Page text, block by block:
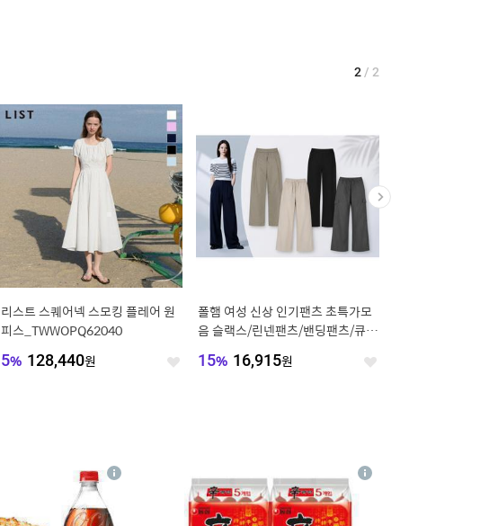
리스트 스퀘어넥 스모킹 플레어 원
피스_TWWOPQ62040
5% 128,440원 좋
폴햄 여성 신상 인기팬츠 초특가모
음 슬랙스/린넨팬츠/밴딩팬츠/큐
15% 16,915원 좋
2 / 2
상 상